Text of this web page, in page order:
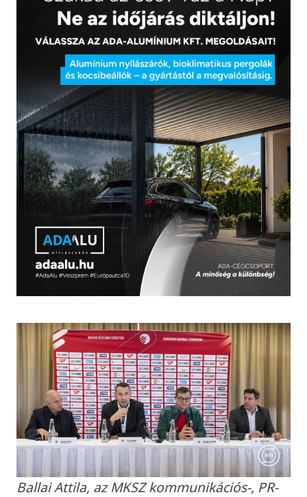
Ballai Attila, az MKSZ kommunikációs-, PR-